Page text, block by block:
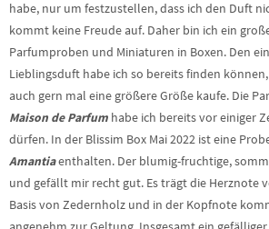
habe, nur um festzustellen, dass ich den Duft
kommt keine Freude auf. Daher bin ich ein
Parfumproben und Miniaturen in Boxen. Den
Lieblingsduft habe ich so bereits finden
auch gern mal eine größere Größe kaufe. Die
Maison de Parfum habe ich bereits vor einiger
dürfen. In der Blissim Box Mai 2022 ist eine
Amantiaenthalten. Der blumig-fruchtige,
und gefällt mir recht gut. Es trägt die Herznote
Basis von Zedernholz und in der Kopfnote